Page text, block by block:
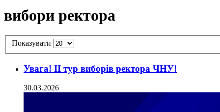
вибори ректора
Показувати
Увага! ІІ тур виборів ректора ЧНУ!
30.03.2026